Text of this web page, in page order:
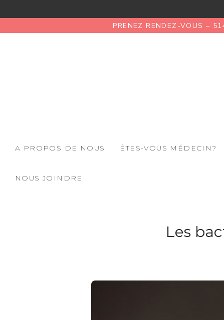
PRENEZ RENDEZ-VOUS –
A PROPOS DE NOUS ÊTES-VOUS MÉDECIN?
NOUS JOINDRE
Les